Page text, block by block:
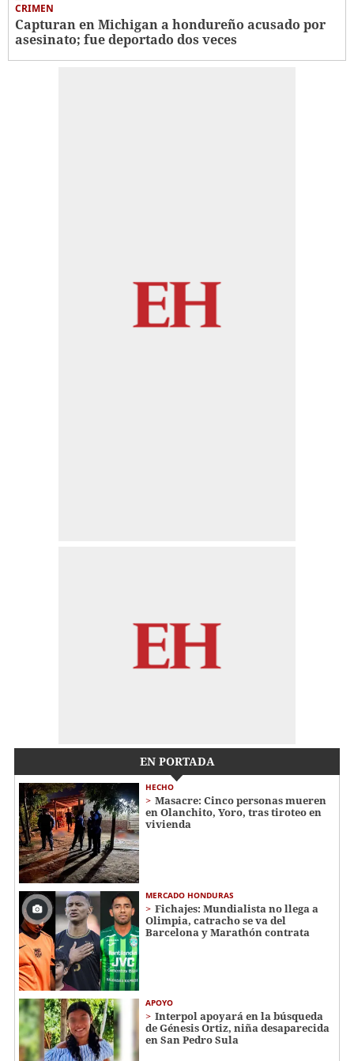
CRIMEN
Capturan en Michigan a hondureño acusado por
asesinato; fue deportado dos veces
EN PORTADA
HECHO
Masacre: Cinco personas mueren
en Olanchito, Yoro, tras tiroteo en
vivienda
MERCADO HONDURAS
Fichajes: Mundialista no llega a
Olimpia, catracho se va del
Barcelona y Marathón contrata
APOYO
Interpol apoyará en la búsqueda
de Génesis Ortiz, niña desaparecida
en San Pedro Sula